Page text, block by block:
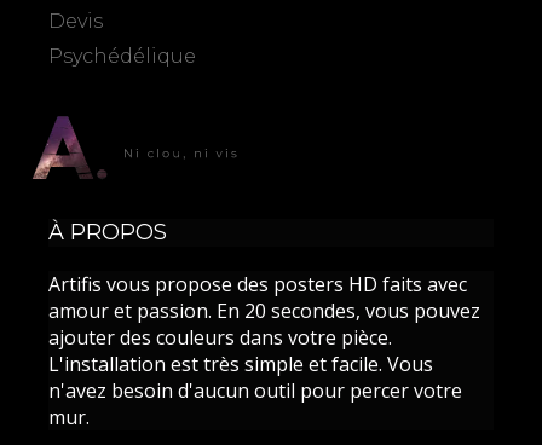
À PROPOS
Artifis vous propose des posters HD faits avec
amour et passion. En 20 secondes, vous pouvez
ajouter des couleurs dans votre pièce.
L'installation est très simple et facile. Vous
n'avez besoin d'aucun outil pour percer votre
mur.
Devis
Psychédélique